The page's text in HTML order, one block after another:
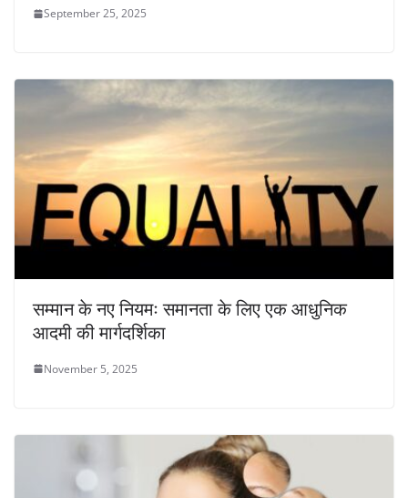
September 25, 2025
सम्मान के नए नियमः समानता के लिए एक आधुनिक
आदमी की मार्गदर्शिका
November 5, 2025